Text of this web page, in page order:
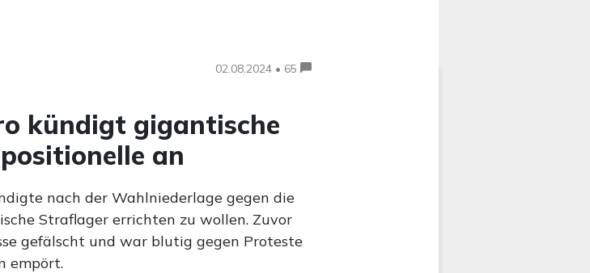
02.08.2024 • 65
kündigt gigantische
an
nach der Wahlniederlage gegen die
Straflager errichten zu wollen. Zuvor
gefälscht und war blutig gegen Proteste
empört.